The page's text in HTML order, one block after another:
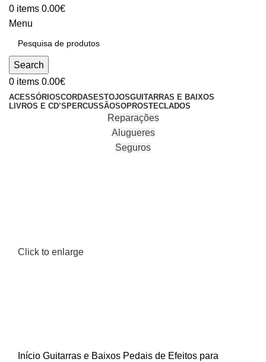
0 items 0.00€
Menu
Search
0 items 0.00€
ACESSÓRIOSCORDAS ESTOJOSGUITARRAS E BAIXOS
LIVROS E CD’S PERCUSSÃOSOPROSTECLADOS
Reparações
Alugueres
Seguros
Click to enlarge
Início Guitarras e Baixos Pedais de Efeitos para